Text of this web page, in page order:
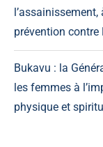
prévention contre
Bukavu : la
les femmes à
physique et